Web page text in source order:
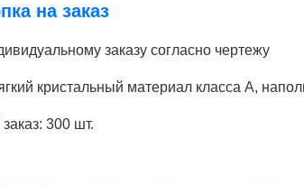
на заказ
заказу согласно чертежу
кристальный материал класса А,
300 шт.